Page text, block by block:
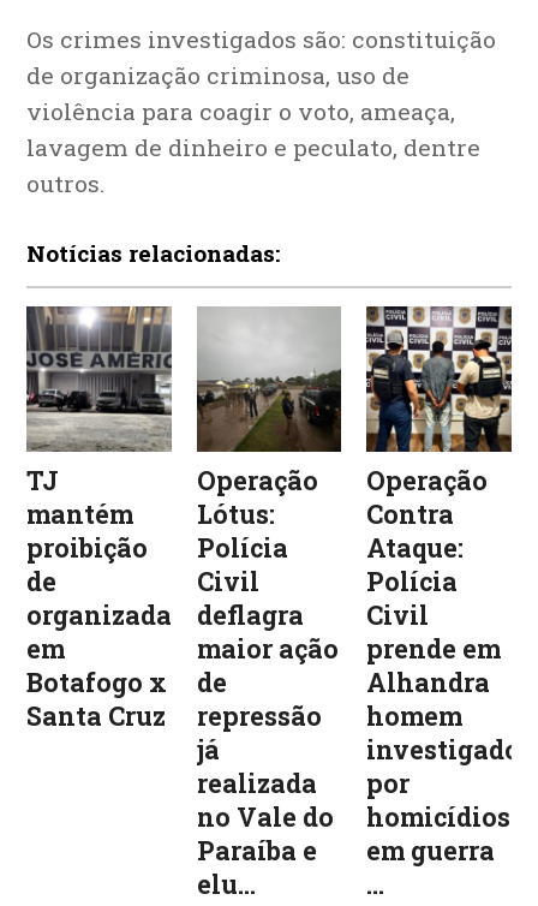
Os crimes investigados são: constituição
de organização criminosa, uso de
violência para coagir o voto, ameaça,
lavagem de dinheiro e peculato, dentre
outros.
Notícias relacionadas:
TJ
mantém
proibição
de
organizadas
em
Botafogo x
Santa Cruz
Operação
Lótus:
Polícia
Civil
deflagra
maior ação
de
repressão
já
realizada
no Vale do
Paraíba e
elu...
Operação
Contra
Ataque:
Polícia
Civil
prende em
Alhandra
homem
investigado
por
homicídios
em guerra
...